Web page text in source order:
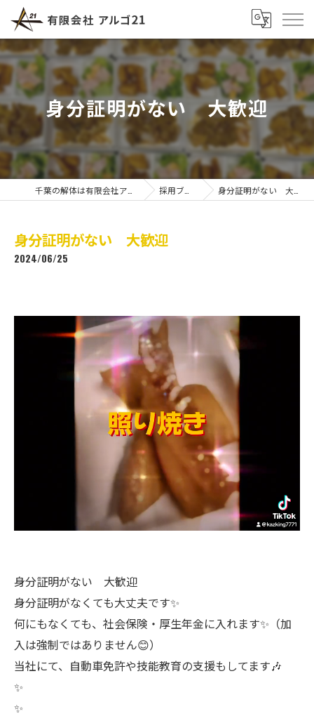
身分証明がない 大歓迎
採用ブログ 身分証明がない 大歓迎
身分証明がない 大歓迎
2024/06/25
身分証明がない 大歓迎
身分証明がなくても大丈夫です✨
何にもなくても、社会保険・厚生年金に入れます✨（加
入は強制ではありません😊）
当社にて、自動車免許や技能教育の支援もしてます🎶
✨
✨